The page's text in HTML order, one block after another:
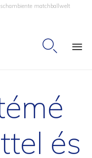
matchballwelt

és